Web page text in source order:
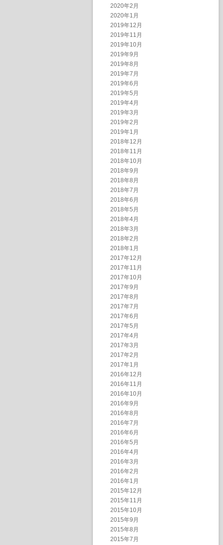
2020年2月
2020年1月
2019年12月
2019年11月
2019年10月
2019年9月
2019年8月
2019年7月
2019年6月
2019年5月
2019年4月
2019年3月
2019年2月
2019年1月
2018年12月
2018年11月
2018年10月
2018年9月
2018年8月
2018年7月
2018年6月
2018年5月
2018年4月
2018年3月
2018年2月
2018年1月
2017年12月
2017年11月
2017年10月
2017年9月
2017年8月
2017年7月
2017年6月
2017年5月
2017年4月
2017年3月
2017年2月
2017年1月
2016年12月
2016年11月
2016年10月
2016年9月
2016年8月
2016年7月
2016年6月
2016年5月
2016年4月
2016年3月
2016年2月
2016年1月
2015年12月
2015年11月
2015年10月
2015年9月
2015年8月
2015年7月